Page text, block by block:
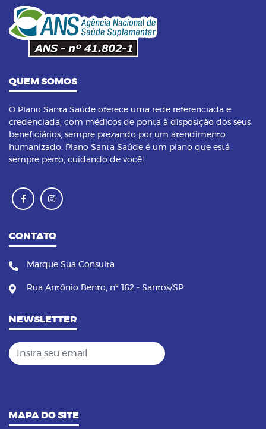
08
Pilates na terceira idade: conheça os
benefícios dessa prática
QUEM SOMOS
O Plano Santa Saúde oferece uma rede referenciada e
credenciada, com médicos de ponta à disposição dos seus
beneficiários, sempre prezando por um atendimento
humanizado. Plano Santa Saúde é um plano que está
sempre perto, cuidando de você!
CONTATO
Marque Sua Consulta
Rua Antônio Bento, nº 162 - Santos/SP
NEWSLETTER
Insira seu email
MAPA DO SITE